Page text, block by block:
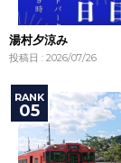
湯村夕涼み
投稿日 : 2026/07/26